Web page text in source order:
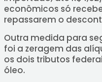
econômicos só
repassarem o
Outra medida para
foi a zeragem das
os dois tributos
óleo.